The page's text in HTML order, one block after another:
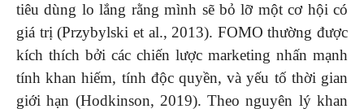
tiêu dùng lo lắng rằng mình sẽ bỏ lỡ một cơ hội có
giá trị (Przybylski et al., 2013). FOMO thường được
kích thích bởi các chiến lược marketing nhấn mạnh
tính khan hiếm, tính độc quyền, và yếu tố thời gian
giới hạn (Hodkinson, 2019). Theo nguyên lý khan